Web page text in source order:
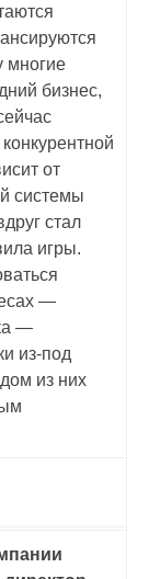
многие
бизнес,
от
системы
стал
игры.
—
—
из-под
из них